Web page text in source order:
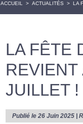
ACCUEIL > ACTUALITÉS > LA
LA FÊTE
JUILLET !
Publié le 26 Juin 2025 |